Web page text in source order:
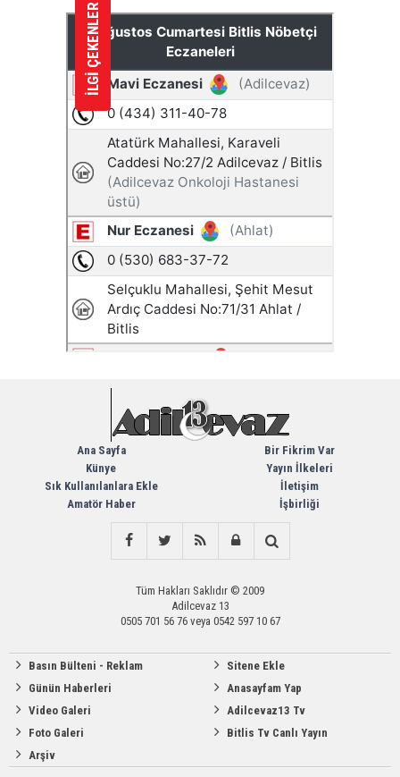
İLGİ ÇEKENLER
Ana Sayfa
Künye
Sık Kullanılanlara Ekle
Amatör Haber
Bir Fikrim Var
Yayın İlkeleri
İletişim
İşbirliği
Tüm Hakları Saklıdır © 2009
Adilcevaz 13
0505 701 56 76 veya 0542 597 10 67
Basın Bülteni - Reklam
Günün Haberleri
Video Galeri
Foto Galeri
Arşiv
Sitene Ekle
Anasayfam Yap
Adilcevaz13 Tv
Bitlis Tv Canlı Yayın